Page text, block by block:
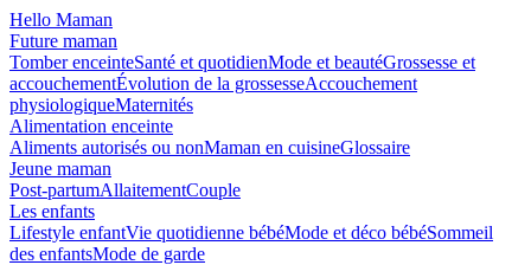
Hello Maman
Future maman
Tomber enceinteSanté et quotidienMode et beautéGrossesse et
accouchementÉvolution de la grossesseAccouchement
physiologiqueMaternités
Alimentation enceinte
Aliments autorisés ou nonMaman en cuisineGlossaire
Jeune maman
Post-partumAllaitementCouple
Les enfants
Lifestyle enfantVie quotidienne bébéMode et déco bébéSommeil
des enfantsMode de garde